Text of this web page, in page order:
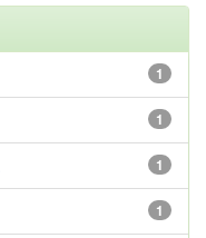
1
1
1
1